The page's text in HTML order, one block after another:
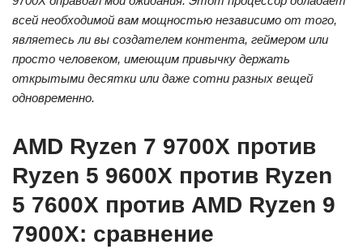
всей необходимой вам мощностью независимо от того,
являетесь ли вы создателем контента, геймером или
просто человеком, имеющим привычку держать
открытыми десятки или даже сотни разных вещей
одновременно.
AMD Ryzen 7 9700X против
Ryzen 5 9600X против Ryzen
5 7600X против AMD Ryzen 9
7900X: сравнение